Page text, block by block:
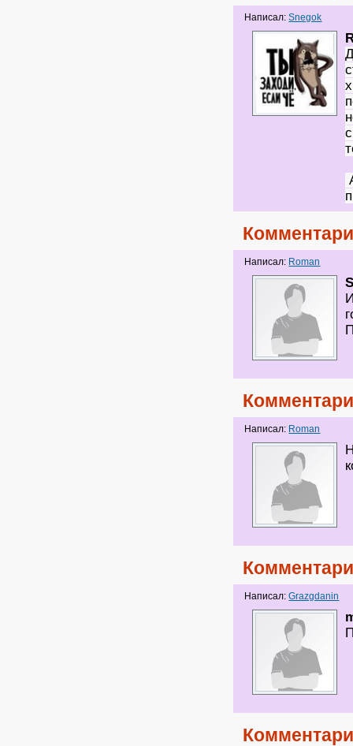
Написал:Snegok
Написал: Roman
Написал: Roman
Написал:Grazgdanin